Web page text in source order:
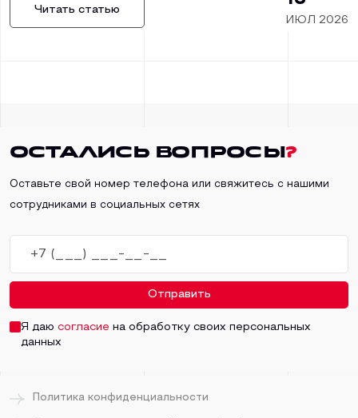
Читать статью
ИЮЛ 2026
Остались вопросы ?
Оставьте свой номер телефона или свяжитесь с нашими
сотрудниками в социальных сетях
Отправить
Я даю согласие на обработку своих персональных
данных
Политика конфиденциальности